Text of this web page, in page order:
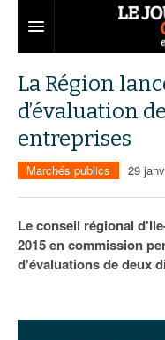
Grand Paris
Territoires
Aménagement
Collectivités
Services urbains
Entreprises
Développement
Attractivité
Départements
77
Nominations
Les Assises du Grand
La Région
d’évaluation
entreprises
Marchés publics 29
Le conseil régional
2015 en commission
d'évaluations de deux